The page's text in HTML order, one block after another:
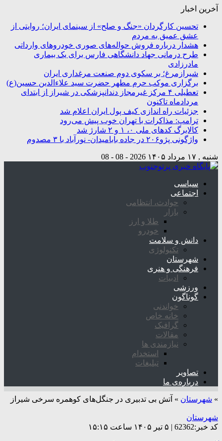
آخرین اخبار
تحسین کارگردان «جنگ و صلح» از سینمای ایران؛ روایتی از
عشق عمیق به مردم
هشدار درباره فروش حواله‌های صوری خودروهای وارداتی
طرح درمانی جهاد دانشگاهی فارس برای یک بیماری
مادرزادی
شیرازمرغ؛ بر سکوی دوم صنعت مرغداری ایران
برگزاری موکب حرم مطهر حضرت سید علاءالدین حسین(ع)
تعطیلی ۴ مرکز غیرمجاز دندانپزشکی در شیراز از ابتدای
مردادماه تاکنون
جزئیات راه اندازی کیف پول ایران اعلام شد
ترامپ: مذاکرات با تهران خوب پیش می‌رود
کالابرگ کدهای ملی ۰، ۱ و ۲ شارژ شد
واژگونی پژو۲۰۶ در جاده بابامیدان- نورآباد با ۳ مصدوم
شنبه , ۱۷ مرداد ۱۴۰۵ 2026 - 08 - 08
سیاسی
اجتماعی
حوادث، انتظامی
بازار
طلا و ارز
خودرو
دانش و سلامت
تکنولوژی
شهرستان
فرهنگی و هنری
ادبیات
ورزشی
گوناگون
خواندنی
خانه خاص
گرافیک
مقالات
نیازمندی ها
استخدام
تبلیغات
تصاویر
درباره‌ی ما
» شهرستان » آتش بی تدبیری در جنگل‌های کوهمره سرخی شیراز
شهرستان
کد خبر:62362 | ۵ تیر ۱۴۰۵ ساعت ۱۵:۱۵